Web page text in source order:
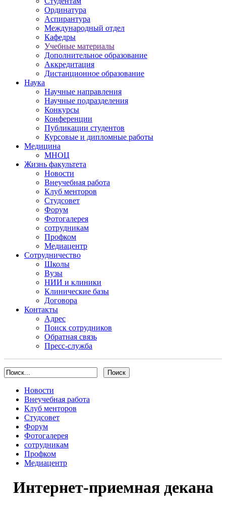
Ординатура
Аспирантура
Международный отдел
Кафедры
Учебные материалы
Дополнительное образование
Аккредитация
Дистанционное образование
Наука
Научные направления
Научные подразделения
Конкурсы
Конференции
Публикации студентов
Курсовые и дипломные работы
Медицина
МНОЦ
Жизнь факультета
Новости
Внеучебная работа
Клуб менторов
Студсовет
Форум
Фотогалерея
сотрудникам
Профком
Медиацентр
Сотрудничество
Школы
Вузы
НИИ и клиники
Клинические базы
Договора
Контакты
Адрес
Поиск сотрудников
Обратная связь
Пресс-служба
Новости
Внеучебная работа
Клуб менторов
Студсовет
Форум
Фотогалерея
сотрудникам
Профком
Медиацентр
Интернет-приемная декана